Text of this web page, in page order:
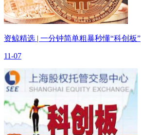
资鲸精选 | 一分钟简单粗暴秒懂“科创板”
11-07